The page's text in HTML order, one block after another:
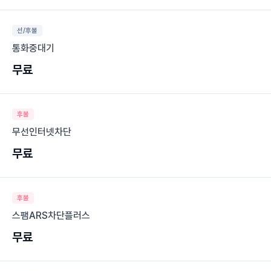
선/후불
통화중대기
무료
후불
무선인터넷차단
무료
후불
스팸ARS차단플러스
무료